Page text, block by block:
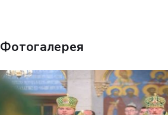
Фотогалерея